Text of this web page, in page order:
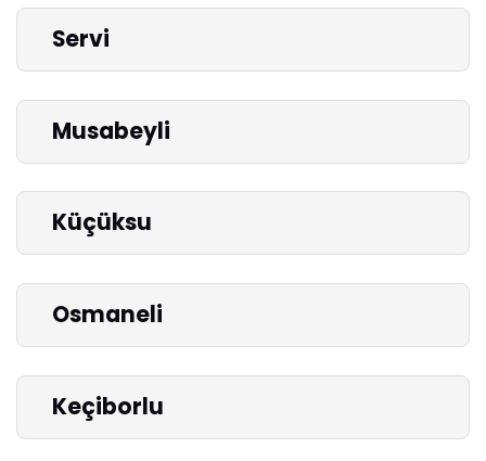
Servi
Musabeyli
Küçüksu
Osmaneli
Keçiborlu